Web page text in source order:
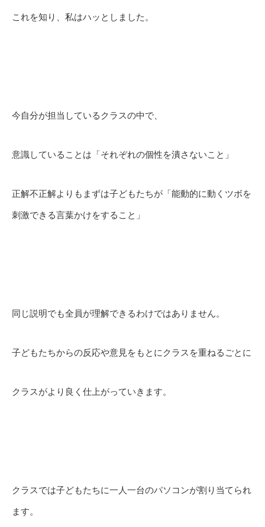
これを知り、私はハッとしました。
今自分が担当しているクラスの中で、
意識していることは「それぞれの個性を潰さないこと」
正解不正解よりもまずは子どもたちが「能動的に動くツボを
刺激できる言葉かけをすること」
同じ説明でも全員が理解できるわけではありません。
子どもたちからの反応や意見をもとにクラスを重ねるごとに
クラスがより良く仕上がっていきます。
クラスでは子どもたちに一人一台のパソコンが割り当てられ
ます。